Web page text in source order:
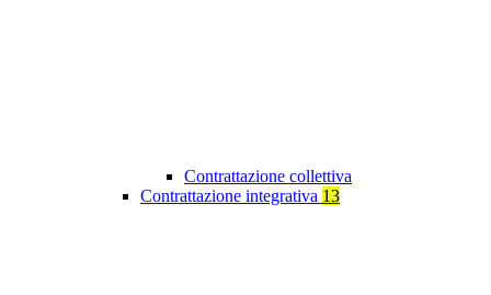
Contrattazione collettiva
Contrattazione integrativa 13